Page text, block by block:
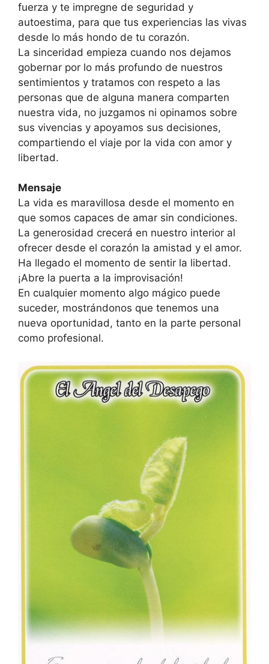
fuerza y te impregne de seguridad y
autoestima, para que tus experiencias las vivas
desde lo más hondo de tu corazón.
La sinceridad empieza cuando nos dejamos
gobernar por lo más profundo de nuestros
sentimientos y tratamos con respeto a las
personas que de alguna manera comparten
nuestra vida, no juzgamos ni opinamos sobre
sus vivencias y apoyamos sus decisiones,
compartiendo el viaje por la vida con amor y
libertad.
Mensaje
La vida es maravillosa desde el momento en
que somos capaces de amar sin con­diciones.
La generosidad crecerá en nuestro interior al
ofrecer desde el corazón la amistad y el amor.
Ha llegado el momento de sentir la libertad.
¡Abre la puerta a la improvisación!
En cualquier momento algo mágico puede
suceder, mostrándonos que tene­mos una
nueva oportunidad, tanto en la parte personal
como profesional.